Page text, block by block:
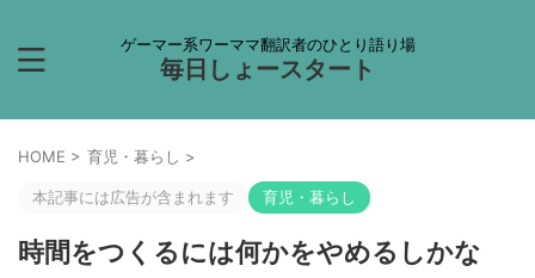
ゲーマー系ワーママ翻訳者のひとり語り場
毎日しょースタート
HOME > 育児・暮らし >
本記事には広告が含まれます 育児・暮らし
時間をつくるには何かをやめるしかな